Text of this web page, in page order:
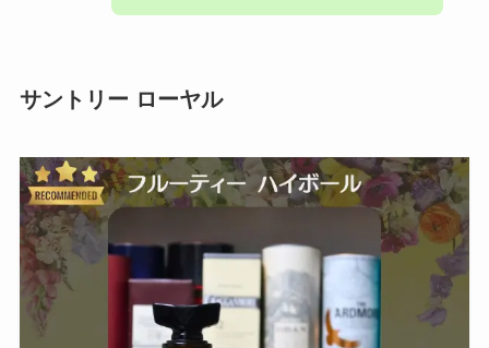
サントリー ローヤル